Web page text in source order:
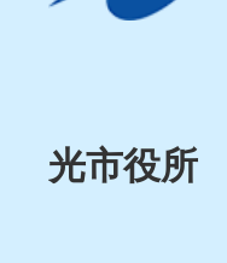
Hikari
光市役所